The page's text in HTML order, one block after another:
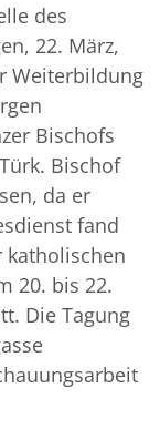
des
22. März,
Weiterbildung
Bischofs
Bischof
da er
fand
katholischen
20. bis 22.
Die Tagung